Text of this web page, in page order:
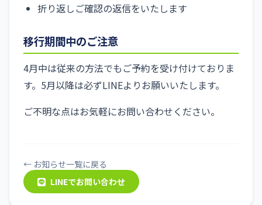
折り返しご確認の返信をいたします
移行期間中のご注意
4月中は従来の方法でもご予約を受け付けておりま
す。5月以降は必ずLINEよりお願いいたします。
ご不明な点はお気軽にお問い合わせください。
← お知らせ一覧に戻る
LINEでお問い合わせ